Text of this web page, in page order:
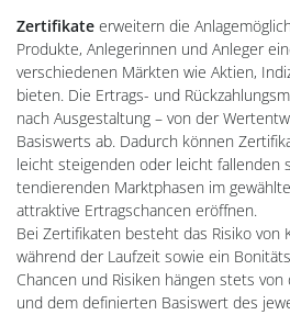
Zertifikate erweitern die
Produkte, Anlegerinnen und Anleger
verschiedenen Märkten wie Aktien,
bieten. Die Ertrags- und
nach Ausgestaltung – von der
Basiswerts ab. Dadurch können
leicht steigenden oder leicht fallenden
tendierenden Marktphasen im
attraktive Ertragschancen eröffnen.
Bei Zertifikaten besteht das Risiko von
während der Laufzeit sowie ein
Chancen und Risiken hängen stets
und dem definierten Basiswert des